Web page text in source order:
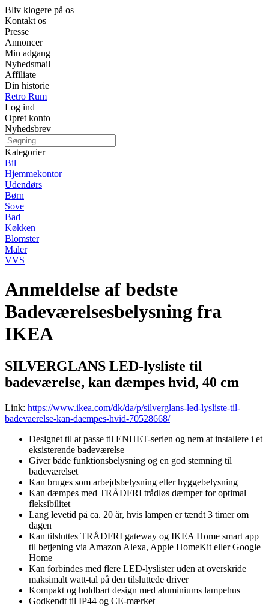
Bliv klogere på os
Kontakt os
Presse
Annoncer
Min adgang
Nyhedsmail
Affiliate
Din historie
Retro Rum
Log ind
Opret konto
Nyhedsbrev
Kategorier
Bil
Hjemmekontor
Udendørs
Børn
Sove
Bad
Køkken
Blomster
Maler
VVS
Anmeldelse af bedste
Badeværelsesbelysning fra
IKEA
SILVERGLANS LED-lysliste til
badeværelse, kan dæmpes hvid, 40 cm
Link: https://www.ikea.com/dk/da/p/silverglans-led-lysliste-til-
badevaerelse-kan-daempes-hvid-70528668/
Designet til at passe til ENHET-serien og nem at installere i et
eksisterende badeværelse
Giver både funktionsbelysning og en god stemning til
badeværelset
Kan bruges som arbejdsbelysning eller hyggebelysning
Kan dæmpes med TRÅDFRI trådløs dæmper for optimal
fleksibilitet
Lang levetid på ca. 20 år, hvis lampen er tændt 3 timer om
dagen
Kan tilsluttes TRÅDFRI gateway og IKEA Home smart app
til betjening via Amazon Alexa, Apple HomeKit eller Google
Home
Kan forbindes med flere LED-lyslister uden at overskride
maksimalt watt-tal på den tilsluttede driver
Kompakt og holdbart design med aluminiums lampehus
Godkendt til IP44 og CE-mærket